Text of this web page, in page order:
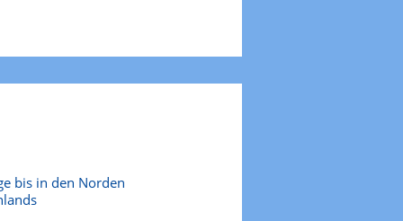
bis in den Norden